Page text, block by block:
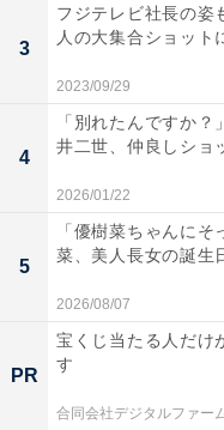
3
フジテレビ社長の姿
人の大集合ショット
2023/09/29
4
「別れたんですか
井二世、仲良しショ
2026/01/22
5
「優樹菜ちゃんに
菜、美人長女の誕生
2026/08/07
PR
宝くじ当たる人だけ
す
合同会社デジタルファー